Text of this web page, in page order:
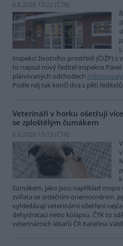
6.8.2026 15:22 (ČTK)
inspekci životního prostředí (ČIŽP) z
to napsal nový ředitel inspekce
plánovaných odchodech informovaly
Podle něj tak končí dva z pěti
Veterináři v horku ošetřují
se zploštělým čumákem
6.8.2026 15:15 (ČTK)
čumákem, jako jsou například mopsi
zvířata se srdečním onemocněním.
vyhledávají veterinární ošetření
dehydrataci nebo kolapsu. ČTK to
veterinárních lékařů ČR Kateřina